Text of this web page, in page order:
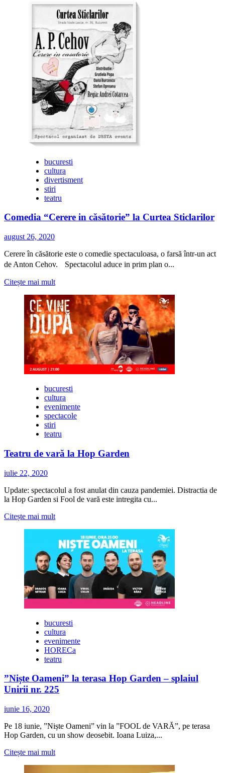
despre
Bucureștii
lui
Caragiale
#8|
TE
IUBESC,
DAR
NU
PE
TINE
–
Producție
independentă
bucuresti
cultura
divertisment
stiri
teatru
Comedia “Cerere in căsătorie” la Curtea Sticlarilor
august 26, 2020
Cerere în căsătorie este o comedie spectaculoasa, o farsă într-un act
de Anton Cehov. Spectacolul aduce in prim plan o...
Citește mai multCitește
multe
despre
Comedia
“Cerere
in
căsătorie”
la
Curtea
Sticlarilor
bucuresti
cultura
evenimente
spectacole
stiri
teatru
Teatru de vară la Hop Garden
iulie 22, 2020
Update: spectacolul a fost anulat din cauza pandemiei. Distractia de
la Hop Garden si Fool de vară este intregita cu...
Citește mai multCitește
despre
Teatru
de
vară
Hop
Garden
bucuresti
cultura
evenimente
HORECa
teatru
”Niște Oameni” la terasa Hop Garden – splaiul
Unirii nr. 225
iunie 16, 2020
Pe 18 iunie, ”Niște Oameni” vin la ”FOOL de VARĂ”, pe terasa
Hop Garden, cu un show deosebit. Ioana Luiza,...
Citește mai multCitește